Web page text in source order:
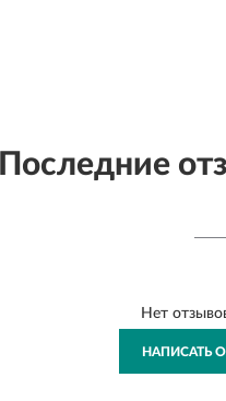
Последние
Нет
НАПИСАТЬ